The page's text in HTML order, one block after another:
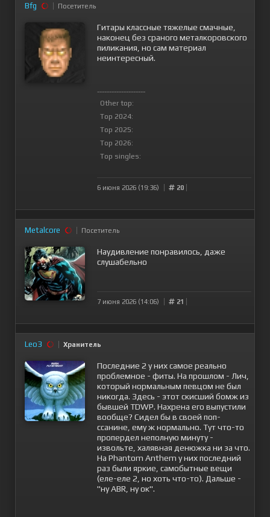
Bfg Посетитель
Гитары классные тяжелые смачные,
наконец без сраного металкоровского
пиликания, но сам материал
неинтересный.
--------------------
Other top:
Top 2024:
Top 2025:
Top 2026:
Top singles:
6 июня 2026 (19:36) 20
Metalcore Посетитель
Наудивление понравилось, даже
слушабельно
7 июня 2026 (14:06) 21
Leo3 Хранитель
Последние 2 у них самое реально
проблемное - фиты. На прошлом - Лич,
который нормальным певцом не был
никогда. Здесь - этот скисший бомж из
бывшей TDWP. Нахрена его выпустили
вообще? Сидел бы в своей поп-
ссанине, ему ж нормально. Тут что-то
пропердел неполную минуту -
извольте, халявная денюжка ни за что.
На Phantom Anthem у них последний
раз были яркие, самобытные вещи
(еле-еле 2, но хоть что-то). Дальше -
"ну ABR, ну ок".